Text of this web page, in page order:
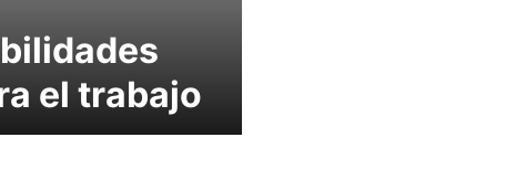
el trabajo